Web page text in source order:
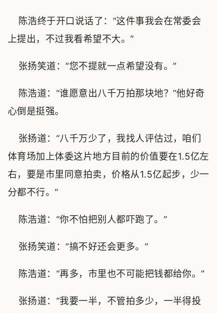
陈浩终于开口说话了：“这件事我会在常委会
上提出，不过我看希望不大。”
张扬笑道：“您不提就一点希望没有。”
陈浩道：“谁愿意出八千万拍那块地？”他好奇
心倒是挺强。
张扬道：“八千万少了，我找人评估过，咱们
体育场加上体委这片地方目前的价值要在1.5亿左
右，要是市里同意拍卖，价格从1.5亿起步，少一
分都不行。”
陈浩道：“你不怕把别人都吓跑了。”
张扬笑道：“搞不好还会更多。”
陈浩道：“再多，市里也不可能把钱都给你。”
张扬道：“我要一半，不管拍多少，一半得投